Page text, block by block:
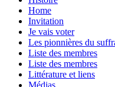
Home
Invitation
Je vais voter
Les pionnières du
Liste des membres
Liste des membres
Littérature et liens
Médias